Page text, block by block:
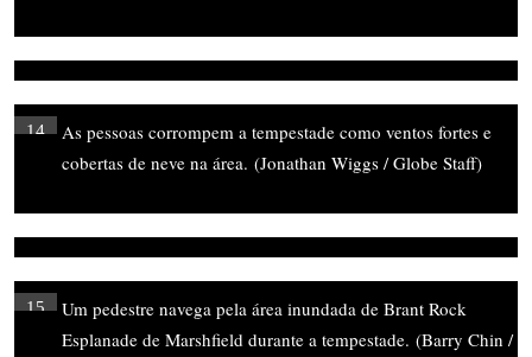
14
As pessoas corrompem a tempestade como ventos fortes e
cobertas de neve na área. (Jonathan Wiggs / Globe Staff)
15
Um pedestre navega pela área inundada de Brant Rock
Esplanade de Marshfield durante a tempestade. (Barry Chin /